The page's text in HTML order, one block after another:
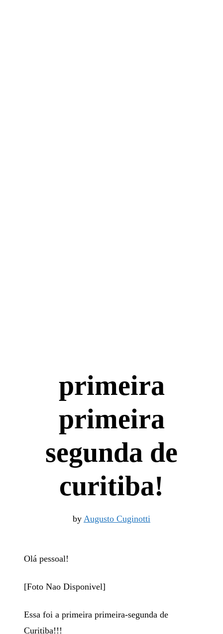
primeira
primeira
segunda de
curitiba!
by Augusto Cuginotti
Olá pessoal!
[Foto Nao Disponivel]
Essa foi a primeira primeira-segunda de
Curitiba!!!